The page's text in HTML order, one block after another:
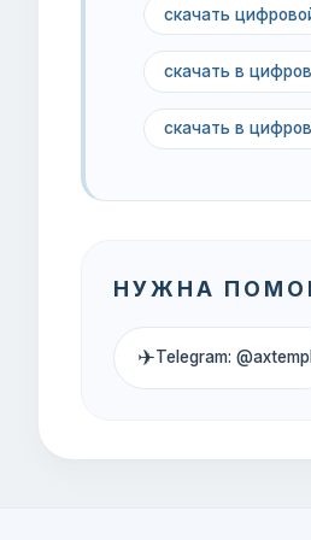
скачать
скачать в
скачать в
НУЖНА
✈Telegram: @axtempl